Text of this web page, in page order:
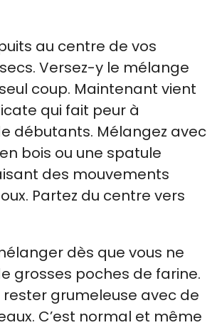
au centre de vos
Versez-y le mélange
coup. Maintenant vient
qui fait peur à
débutants. Mélangez avec
bois ou une spatule
des mouvements
Partez du centre vers
dès que vous ne
grosses poches de farine.
grumeleuse avec de
C’est normal et même